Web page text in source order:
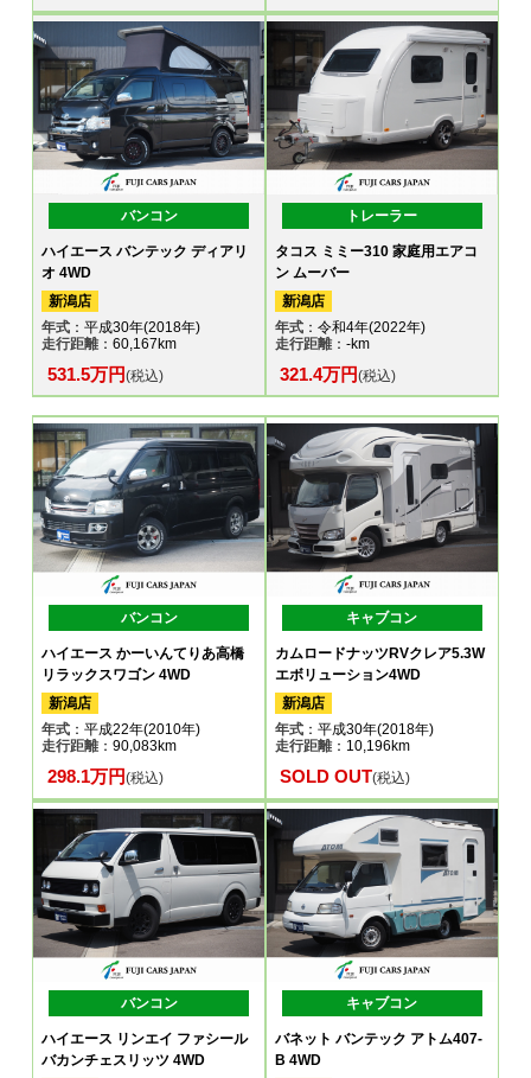
バンコン
ハイエース バンテック ディアリ
オ 4WD
新潟店
年式 ：平成30年(2018年)
走行距離：60,167km
531.5万円(税込)
トレーラー
タコス ミミー310 家庭用エアコ
ン ムーバー
新潟店
年式：令和4年(2022年)
走行距離：-km
321.4万円(税込)
バンコン
ハイエース かーいんてりあ高橋
リラックスワゴン 4WD
新潟店
年式 ：平成22年(2010年)
走行距離：90,083km
298.1万円(税込)
キャブコン
カムロードナッツRVクレア5.3W
エボリューション4WD
新潟店
年式：平成30年(2018年)
走行距離：10,196km
SOLD OUT(税込)
バンコン
ハイエース リンエイ ファシール
バカンチェスリッツ 4WD
キャブコン
バネット バンテック アトム407-
B 4WD